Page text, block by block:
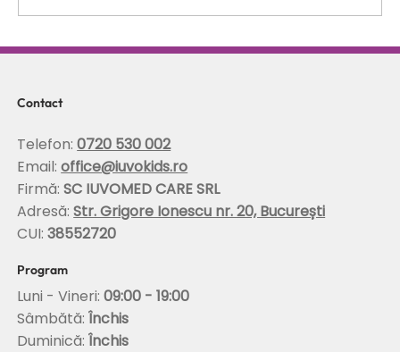
Scolioza la copii: rolul terapiei Schroth in
coloanei
Program
Luni - Vineri:09:00 - 19:00
Sâmbătă:Închis
Duminică: Închis
Contact
Telefon:0720 530 002
Email:office@iuvokids.ro
Firmă:SC IUVOMED CARE SRL
Adresă:Str. Grigore Ionescu nr. 20, București
CUI:38552720